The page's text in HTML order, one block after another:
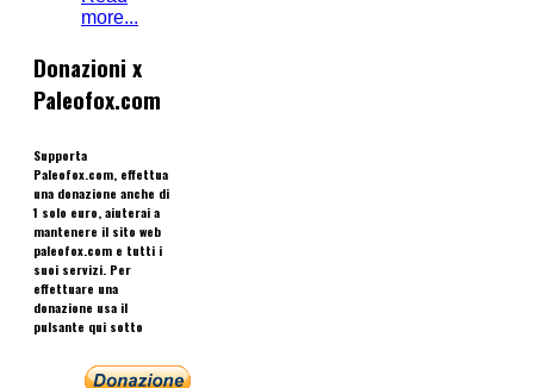
more...
Donazioni x
Paleofox.com
Supporta
Paleofox.com, effettua
una donazione anche di
1 solo euro, aiuterai a
mantenere il sito web
paleofox.com e tutti i
suoi servizi. Per
effettuare una
donazione usa il
pulsante qui sotto